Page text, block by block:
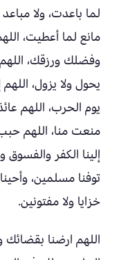
لما باعدت، ولا
مانع لما أعطيت،
وفضلك ورزقك، اللهم
يحول ولا يزول،
يوم الحرب، اللهم
منعت منا، اللهم حبب
إلينا الكفر
توفنا مسلمين،
خزايا ولا مفتونين.
اللهم ارضنا بقضائك